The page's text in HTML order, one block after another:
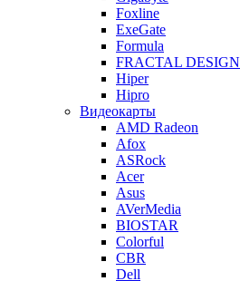
Foxline
ExeGate
Formula
FRACTAL DESIGN
Hiper
Hipro
Видеокарты
AMD Radeon
Afox
ASRock
Acer
Asus
AVerMedia
BIOSTAR
Colorful
CBR
Dell